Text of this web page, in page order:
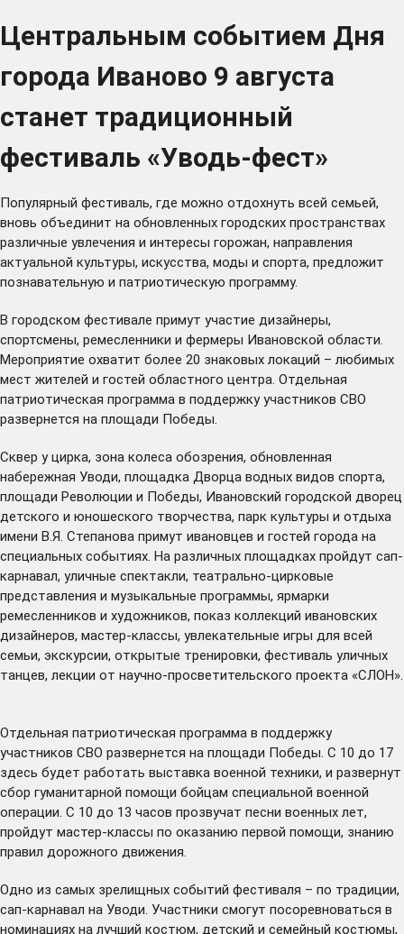
Центральным событием Дня
города Иваново 9 августа
станет традиционный
фестиваль «Уводь-фест»
Популярный фестиваль, где можно отдохнуть всей семьей,
вновь объединит на обновленных городских пространствах
различные увлечения и интересы горожан, направления
актуальной культуры, искусства, моды и спорта, предложит
познавательную и патриотическую программу.
В городском фестивале примут участие дизайнеры,
спортсмены, ремесленники и фермеры Ивановской области.
Мероприятие охватит более 20 знаковых локаций – любимых
мест жителей и гостей областного центра. Отдельная
патриотическая программа в поддержку участников СВО
развернется на площади Победы.
Сквер у цирка, зона колеса обозрения, обновленная
набережная Уводи, площадка Дворца водных видов спорта,
площади Революции и Победы, Ивановский городской дворец
детского и юношеского творчества, парк культуры и отдыха
имени В.Я. Степанова примут ивановцев и гостей города на
специальных событиях. На различных площадках пройдут сап-
карнавал, уличные спектакли, театрально-цирковые
представления и музыкальные программы, ярмарки
ремесленников и художников, показ коллекций ивановских
дизайнеров, мастер-классы, увлекательные игры для всей
семьи, экскурсии, открытые тренировки, фестиваль уличных
танцев, лекции от научно-просветительского проекта «СЛОН».
Отдельная патриотическая программа в поддержку
участников СВО развернется на площади Победы. С 10 до 17
здесь будет работать выставка военной техники, и развернут
сбор гуманитарной помощи бойцам специальной военной
операции. С 10 до 13 часов прозвучат песни военных лет,
пройдут мастер-классы по оказанию первой помощи, знанию
правил дорожного движения.
Одно из самых зрелищных событий фестиваля – по традиции,
сап-карнавал на Уводи. Участники смогут посоревноваться в
номинациях на лучший костюм, детский и семейный костюмы,